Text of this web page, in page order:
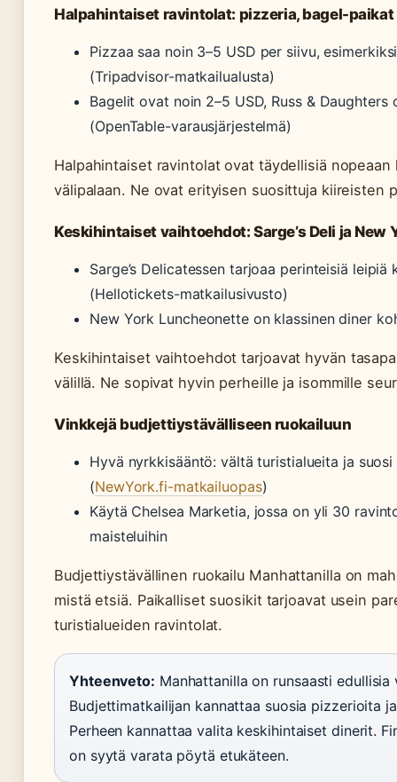
Halpahintaiset ravintolat: pizzeria, bagel-paikat
Pizzaa saa noin 3–5 USD per siivu,
(Tripadvisor-matkailualusta)
Bagelit ovat noin 2–5 USD, Russ & Daughters
(OpenTable-varausjärjestelmä)
Halpahintaiset ravintolat ovat täydellisiä nopeaan
välipalaan. Ne ovat erityisen suosittuja kiireisten
Keskihintaiset vaihtoehdot: Sarge’s Deli ja New
Sarge’s Delicatessen tarjoaa perinteisiä leipiä
(Hellotickets-matkailusivusto)
New York Luncheonette on klassinen diner
Keskihintaiset vaihtoehdot tarjoavat hyvän
välillä. Ne sopivat hyvin perheille ja isommille
Vinkkejä budjettiystävälliseen ruokailuun
Hyvä nyrkkisääntö: vältä turistialueita ja
(NewYork.fi-matkailuopas)
Käytä Chelsea Marketia, jossa on yli 30
maisteluihin
Budjettiystävällinen ruokailu Manhattanilla on
mistä etsiä. Paikalliset suosikit tarjoavat usein
turistialueiden ravintolat.
Yhteenveto: Manhattanilla on runsaasti edullisia
Budjettimatkailijan kannattaa suosia pizzerioita
Perheen kannattaa valita keskihintaiset dinerit.
on syytä varata pöytä etukäteen.